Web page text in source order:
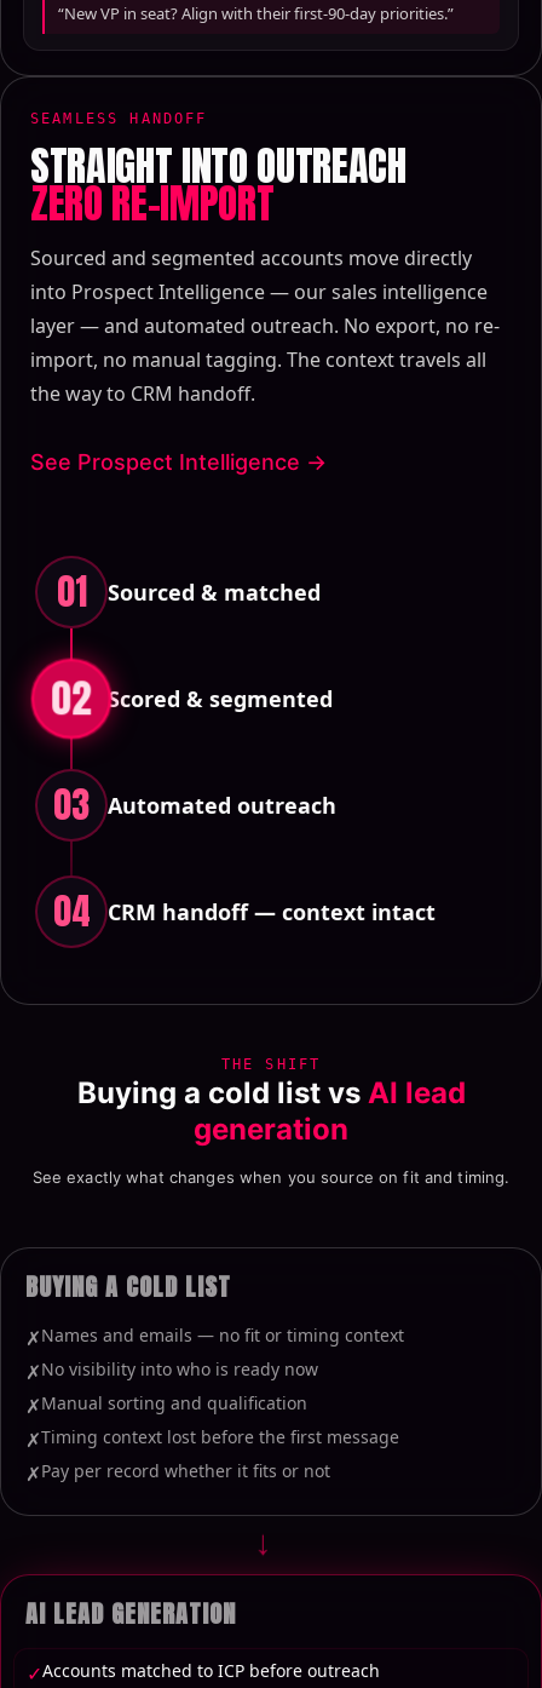
“New VP in seat? Align with their first-90-day priorities.”
SEAMLESS HANDOFF
STRAIGHT INTO OUTREACH
ZERO RE-IMPORT
Sourced and segmented accounts move directly
into Prospect Intelligence — our sales intelligence
layer — and automated outreach. No export, no re-
import, no manual tagging. The context travels all
the way to CRM handoff.
See Prospect Intelligence →
01 Sourced & matched
02 Scored & segmented
03 Automated outreach
04 CRM handoff — context intact
THE SHIFT
Buying a cold list vs AI lead
generation
See exactly what changes when you source on fit and timing.
BUYING A COLD LIST
✗Names and emails — no fit or timing context
✗No visibility into who is ready now
✗Manual sorting and qualification
✗Timing context lost before the first message
✗Pay per record whether it fits or not
→
AI LEAD GENERATION
✓Accounts matched to ICP before outreach